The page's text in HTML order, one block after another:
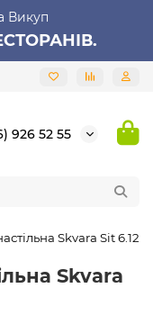
Викуп
926 52 55
Skvara Sit 6.12
Skvara